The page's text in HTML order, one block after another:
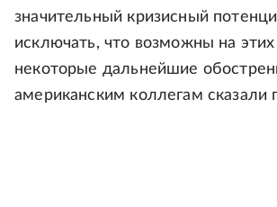
значительный кризисный
исключать, что возможны на
некоторые дальнейшие
американским коллегам сказали